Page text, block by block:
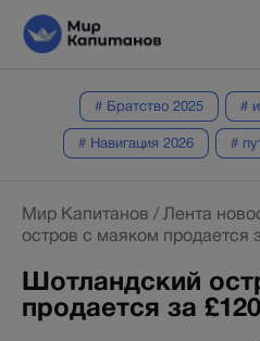
# Братство 2025 #
# Навигация 2026 #
Мир Капитанов / Лента
остров с маяком продается
Шотландский
продается за